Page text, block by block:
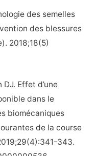
des semelles
des blessures
2018;18(5)
Effet d’une
dans le
biomécaniques
de la course
343.